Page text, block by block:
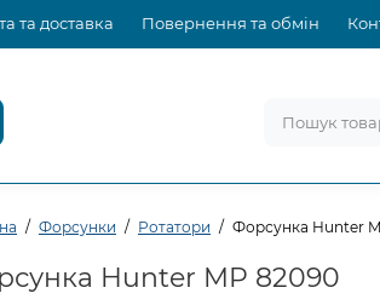
та доставка Повернення та обмін
Форсунки Ротатори Форсунка Hunter
Hunter MP 82090